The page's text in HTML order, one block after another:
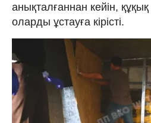
анықталғаннан кейін,
оларды ұстауға кірісті.